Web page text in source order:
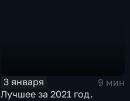
3 января
9 мин
Лучшее за 2021 год.